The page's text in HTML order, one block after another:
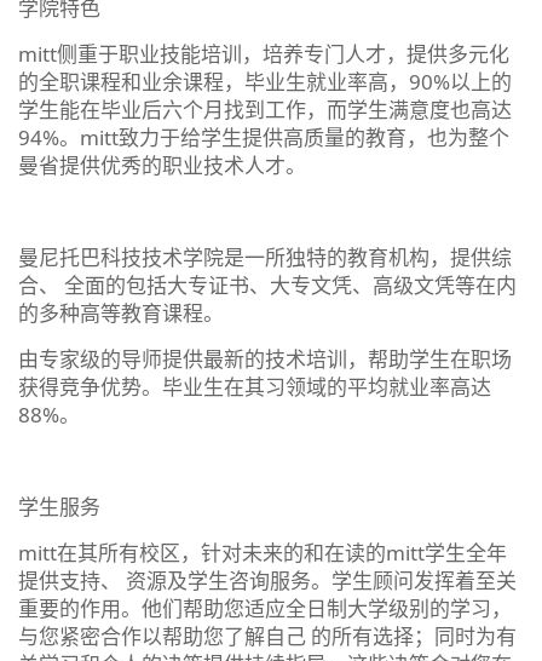
学院特色
mitt侧重于职业技能培训，培养专门人才，提供多元化
的全职课程和业余课程，毕业生就业率高，90%以上的
学生能在毕业后六个月找到工作，而学生满意度也高达
94%。mitt致力于给学生提供高质量的教育，也为整个
曼省提供优秀的职业技术人才。
曼尼托巴科技技术学院是一所独特的教育机构，提供综
合、 全面的包括大专证书、大专文凭、高级文凭等在内
的多种高等教育课程。
由专家级的导师提供最新的技术培训，帮助学生在职场
获得竞争优势。毕业生在其习领域的平均就业率高达
88%。
学生服务
mitt在其所有校区，针对未来的和在读的mitt学生全年
提供支持、 资源及学生咨询服务。学生顾问发挥着至关
重要的作用。他们帮助您适应全日制大学级别的学习，
与您紧密合作以帮助您了解自己 的所有选择；同时为有